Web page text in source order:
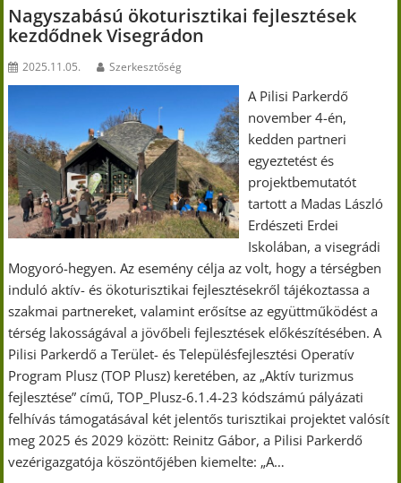
Nagyszabású ökoturisztikai fejlesztések
kezdődnek Visegrádon
2025.11.05. Szerkesztőség
A Pilisi Parkerdő
november 4-én,
kedden partneri
egyeztetést és
projektbemutatót
tartott a Madas László
Erdészeti Erdei
Iskolában, a visegrádi
Mogyoró-hegyen. Az esemény célja az volt, hogy a térségben
induló aktív- és ökoturisztikai fejlesztésekről tájékoztassa a
szakmai partnereket, valamint erősítse az együttműködést a
térség lakosságával a jövőbeli fejlesztések előkészítésében. A
Pilisi Parkerdő a Terület- és Településfejlesztési Operatív
Program Plusz (TOP Plusz) keretében, az „Aktív turizmus
fejlesztése” című, TOP_Plusz-6.1.4-23 kódszámú pályázati
felhívás támogatásával két jelentős turisztikai projektet valósít
meg 2025 és 2029 között: Reinitz Gábor, a Pilisi Parkerdő
vezérigazgatója köszöntőjében kiemelte: „A…